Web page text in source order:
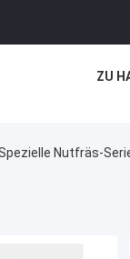
ZU
Nutfräs-